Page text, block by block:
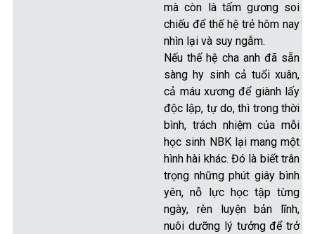
mà còn là tấm gương soi
chiếu để thế hệ trẻ hôm nay
nhìn lại và suy ngẫm.
Nếu thế hệ cha anh đã sẵn
sàng hy sinh cả tuổi xuân,
cả máu xương để giành lấy
độc lập, tự do, thì trong thời
bình, trách nhiệm của mỗi
học sinh NBK lại mang một
hình hài khác. Đó là biết trân
trọng những phút giây bình
yên, nỗ lực học tập từng
ngày, rèn luyện bản lĩnh,
nuôi dưỡng lý tưởng để trở